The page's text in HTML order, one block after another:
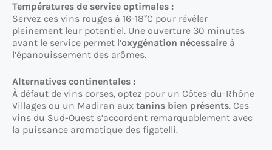
Températures de service optimales :
Servez ces vins rouges à 16-18°C pour révéler
pleinement leur potentiel. Une ouverture 30 minutes
avant le service permet l’oxygénation nécessaire à
l’épanouissement des arômes.
Alternatives continentales :
À défaut de vins corses, optez pour un Côtes-du-Rhône
Villages ou un Madiran aux tanins bien présents. Ces
vins du Sud-Ouest s’accordent remarquablement avec
la puissance aromatique des figatelli.